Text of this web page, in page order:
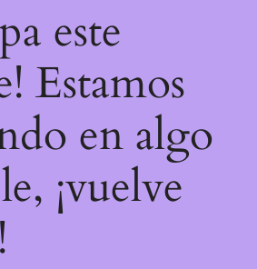
este
Estamos
en algo
¡vuelve